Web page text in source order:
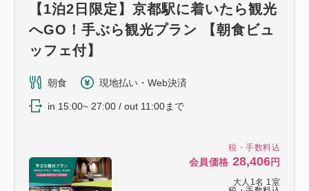
税・手数料込
会員価格 28,406円
大人 1名 1室
【1泊2日限定】京都駅に着いたら観光
へGO！手ぶら観光プラン 【朝食ビュ
ッフェ付】
朝食 現地払い・Web決済
in 15:00~ 27:00 / out 11:00まで